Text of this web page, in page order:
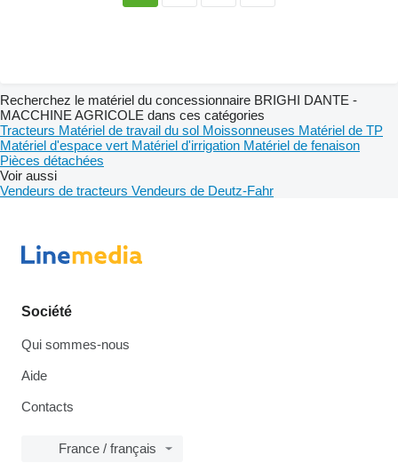
Recherchez le matériel du concessionnaire BRIGHI DANTE -
MACCHINE AGRICOLE dans ces catégories
Tracteurs Matériel de travail du sol Moissonneuses Matériel de TP
Matériel d'espace vert Matériel d'irrigation Matériel de fenaison
Pièces détachées
Voir aussi
Vendeurs de tracteurs Vendeurs de Deutz-Fahr
Société
Qui sommes-nous
Aide
Contacts
France / français